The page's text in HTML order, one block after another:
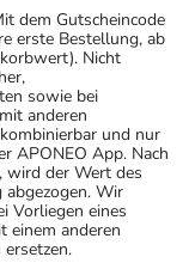
dem Gutscheincode
erste Bestellung, ab
Nicht
sowie bei
anderen
und nur
APONEO App. Nach
wird der Wert des
Wir
Vorliegen eines
einem anderen